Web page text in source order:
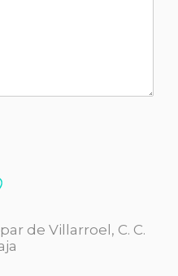
de Villarroel, C. C.